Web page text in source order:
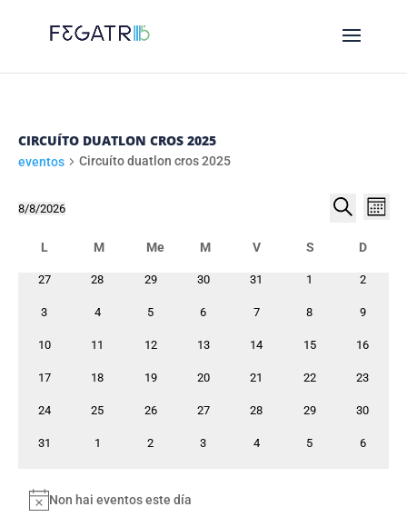
CIRCUÍTO DUATLON CROS 2025
eventos Circuíto duatlon cros 2025
EVENTOS
DE
DE
DE
Month
8/8/2026
date.CALENDARIO
DE
EVENTOS
LLuns
M
Me
M
V
S
D
0
27
0
28
0
29
0
30
0
31
01
0
2
0
3
0
4
0
5
0
6
0
7
0
8
0
9
010
011
012
013
014
015
016
017
018
019
0
20
0
21
0
22
0
23
0
24
0
25
0
26
0
27
0
28
0
29
0
30
0
31
01
0
2
0
3
0
4
0
5
0
6
Notice
Non hai eventos este día